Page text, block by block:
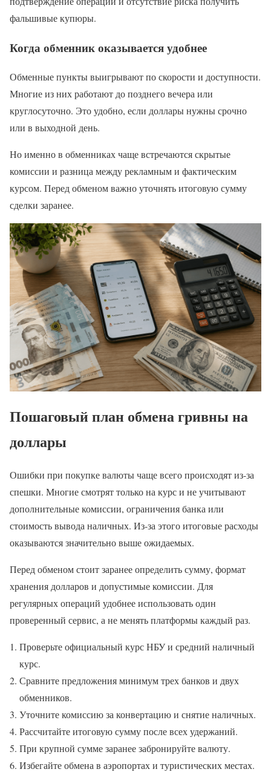
фальшивые купюры.
Когда обменник оказывается удобнее
Обменные пункты выигрывают по скорости и доступности.
Многие из них работают до позднего вечера или
круглосуточно. Это удобно, если доллары нужны срочно
или в выходной день.
Но именно в обменниках чаще встречаются скрытые
комиссии и разница между рекламным и фактическим
курсом. Перед обменом важно уточнять итоговую сумму
сделки заранее.
Пошаговый план обмена гривны на
доллары
Ошибки при покупке валюты чаще всего происходят из-за
спешки. Многие смотрят только на курс и не учитывают
дополнительные комиссии, ограничения банка или
стоимость вывода наличных. Из-за этого итоговые расходы
оказываются значительно выше ожидаемых.
Перед обменом стоит заранее определить сумму, формат
хранения долларов и допустимые комиссии. Для
регулярных операций удобнее использовать один
проверенный сервис, а не менять платформы каждый раз.
Проверьте официальный курс НБУ и средний наличный
курс.
Сравните предложения минимум трех банков и двух
обменников.
Уточните комиссию за конвертацию и снятие наличных.
Рассчитайте итоговую сумму после всех удержаний.
При крупной сумме заранее забронируйте валюту.
Избегайте обмена в аэропортах и туристических местах.